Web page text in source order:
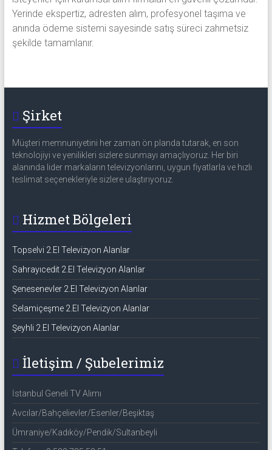
Yerinde ekspertiz, adresten alım, profesyonel taşıma ve
anında ödeme sistemi sayesinde satış süreci zahmetsiz
şekilde tamamlanır.
Şirket
Müşteri memnuniyetini her zaman ön planda tutarak, en son
teknolojiyi ve yenilikleri sizlere sunmayı amaçlıyoruz. Her biri
alanında lider markaların televizyonlarını, uygun fiyatlarla ve hızlı
teslimat seçenekleriyle sizlere ulaştırıyoruz.
Hizmet Bölgeleri
Topselvi 2.El Televizyon Alanlar
Sahrayıcedit 2.El Televizyon Alanlar
Şenesenevler 2.El Televizyon Alanlar
Selamiçeşme 2.El Televizyon Alanlar
Şeyhli 2.El Televizyon Alanlar
İletişim / Şubelerimiz
İstanbul Geneli TV Alımı
Avcılar/Bahçelievler/Esenler/Beşiktaş
Ümraniye/Kadıköy/Pendik/Sultanbeyli